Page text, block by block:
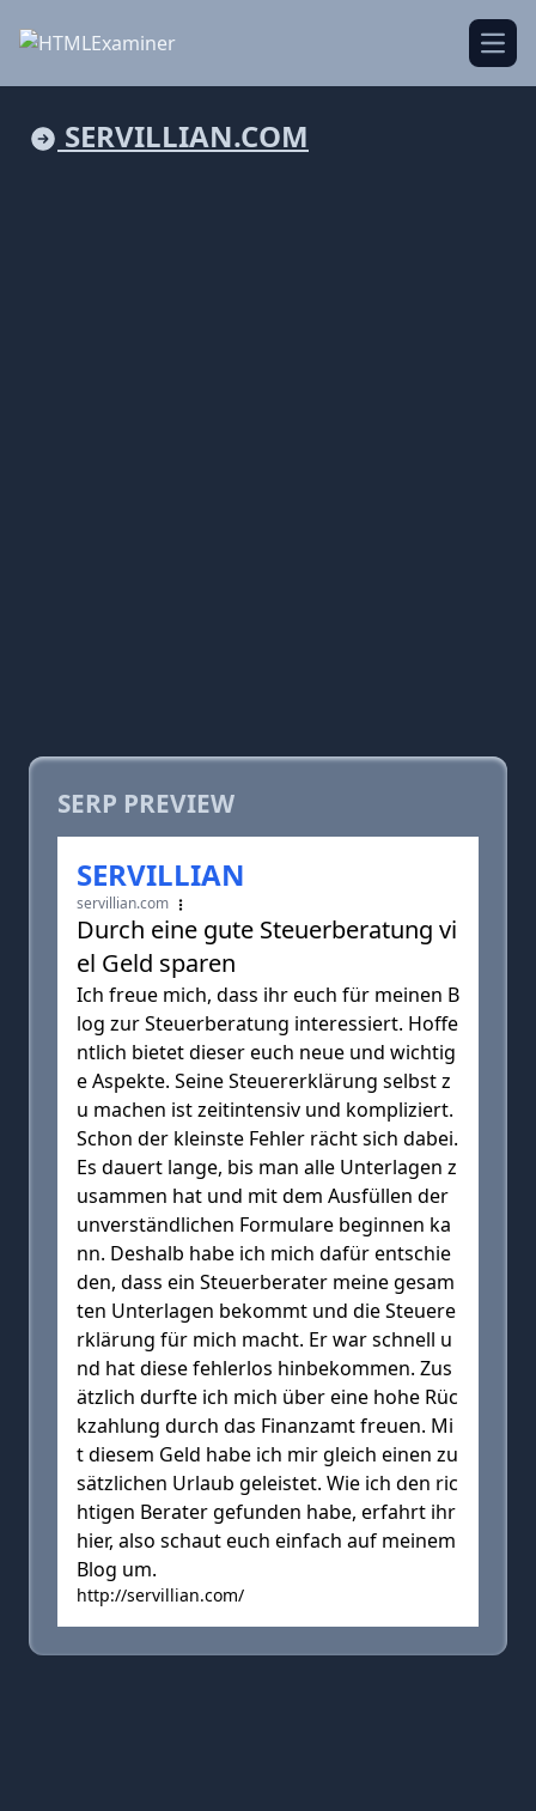
SERVILLIAN.COM
SERP PREVIEW
SERVILLIAN
servillian.com
Durch eine gute Steuerberatung vi
el Geld sparen
Ich freue mich, dass ihr euch für meinen B
log zur Steuerberatung interessiert. Hoffe
ntlich bietet dieser euch neue und wichtig
e Aspekte. Seine Steuererklärung selbst z
u machen ist zeitintensiv und kompliziert.
Schon der kleinste Fehler rächt sich dabei.
Es dauert lange, bis man alle Unterlagen z
usammen hat und mit dem Ausfüllen der
unverständlichen Formulare beginnen ka
nn. Deshalb habe ich mich dafür entschie
den, dass ein Steuerberater meine gesam
ten Unterlagen bekommt und die Steuere
rklärung für mich macht. Er war schnell u
nd hat diese fehlerlos hinbekommen. Zus
ätzlich durfte ich mich über eine hohe Rüc
kzahlung durch das Finanzamt freuen. Mi
t diesem Geld habe ich mir gleich einen zu
sätzlichen Urlaub geleistet. Wie ich den ric
htigen Berater gefunden habe, erfahrt ihr
hier, also schaut euch einfach auf meinem
Blog um.
http://servillian.com/